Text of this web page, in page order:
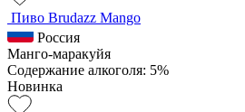
Пиво Brudazz Mango
Россия
Манго-маракуйя
Содержание алкоголя: 5%
Новинка